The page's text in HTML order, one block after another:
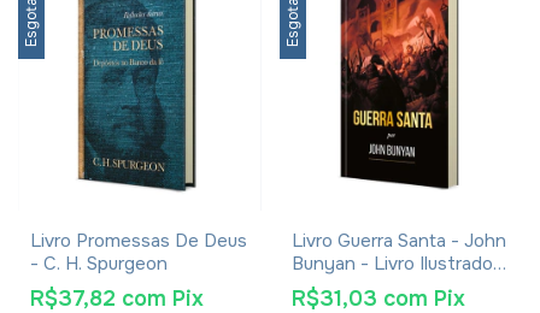
Livro Promessas De Deus
- C. H. Spurgeon
R$37,82 com Pix
Livro Guerra Santa - John
Bunyan - Livro Ilustrado
Capa Brochura
R$31,03 com Pix